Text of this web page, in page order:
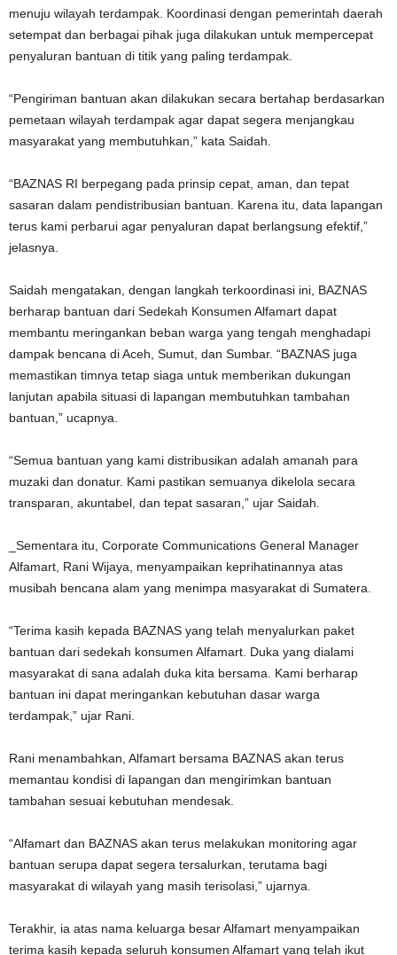
menuju wilayah terdampak. Koordinasi dengan pemerintah daerah
setempat dan berbagai pihak juga dilakukan untuk mempercepat
penyaluran bantuan di titik yang paling terdampak.
“Pengiriman bantuan akan dilakukan secara bertahap berdasarkan
pemetaan wilayah terdampak agar dapat segera menjangkau
masyarakat yang membutuhkan,” kata Saidah.
“BAZNAS RI berpegang pada prinsip cepat, aman, dan tepat
sasaran dalam pendistribusian bantuan. Karena itu, data lapangan
terus kami perbarui agar penyaluran dapat berlangsung efektif,”
jelasnya.
Saidah mengatakan, dengan langkah terkoordinasi ini, BAZNAS
berharap bantuan dari Sedekah Konsumen Alfamart dapat
membantu meringankan beban warga yang tengah menghadapi
dampak bencana di Aceh, Sumut, dan Sumbar. “BAZNAS juga
memastikan timnya tetap siaga untuk memberikan dukungan
lanjutan apabila situasi di lapangan membutuhkan tambahan
bantuan,” ucapnya.
“Semua bantuan yang kami distribusikan adalah amanah para
muzaki dan donatur. Kami pastikan semuanya dikelola secara
transparan, akuntabel, dan tepat sasaran,” ujar Saidah.
_Sementara itu, Corporate Communications General Manager
Alfamart, Rani Wijaya, menyampaikan keprihatinannya atas
musibah bencana alam yang menimpa masyarakat di Sumatera.
“Terima kasih kepada BAZNAS yang telah menyalurkan paket
bantuan dari sedekah konsumen Alfamart. Duka yang dialami
masyarakat di sana adalah duka kita bersama. Kami berharap
bantuan ini dapat meringankan kebutuhan dasar warga
terdampak,” ujar Rani.
Rani menambahkan, Alfamart bersama BAZNAS akan terus
memantau kondisi di lapangan dan mengirimkan bantuan
tambahan sesuai kebutuhan mendesak.
“Alfamart dan BAZNAS akan terus melakukan monitoring agar
bantuan serupa dapat segera tersalurkan, terutama bagi
masyarakat di wilayah yang masih terisolasi,” ujarnya.
Terakhir, ia atas nama keluarga besar Alfamart menyampaikan
terima kasih kepada seluruh konsumen Alfamart yang telah ikut